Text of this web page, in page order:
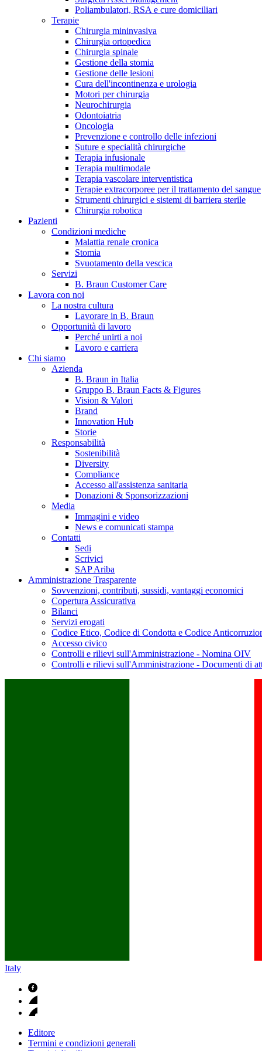
Catalogo prodotti
Trova il prodotto che stai cercando. Visita il catalogo B. Braun
Campione stomia o cateteri
Richiedi gratuitamente un campione al nostro Customer Care,
Trova la tua opportunità di lavoro!
Scopri le opportunità di carriera del Gruppo B. Braun. Visita il
Contatti
Hai domande o richieste? Scrivici per entrare subito in contatto
Poliambulatori, RSA e cure domiciliari
Terapie
Chirurgia mininvasiva
Chirurgia ortopedica
Chirurgia spinale
Gestione della stomia
Gestione delle lesioni
Cura dell'incontinenza e urologia
Motori per chirurgia
Neurochirurgia
Odontoiatria
Oncologia
Prevenzione e controllo delle infezioni
Suture e specialità chirurgiche
Terapia infusionale
Terapia multimodale
Terapia vascolare interventistica
Terapie extracorporee per il trattamento del sangue
Strumenti chirurgici e sistemi di barriera sterile
Chirurgia robotica
Pazienti
Condizioni mediche
Malattia renale cronica
Stomia
Svuotamento della vescica
Servizi
B. Braun Customer Care
Lavora con noi
La nostra cultura
Lavorare in B. Braun
Opportunità di lavoro
Perché unirti a noi
Lavoro e carriera
Chi siamo
Azienda
B. Braun in Italia
Gruppo B. Braun Facts & Figures
Vision & Valori
Brand
Innovation Hub
Storie
Responsabilità
Sostenibilità
Diversity
Compliance
Accesso all'assistenza sanitaria
Donazioni & Sponsorizzazioni
Media
Immagini e video
News e comunicati stampa
Contatti
Sedi
Scrivici
SAP Ariba
Amministrazione Trasparente
Sovvenzioni, contributi, sussidi, vantaggi economici
Copertura Assicurativa
Bilanci
Servizi erogati
Codice Etico, Codice di Condotta e Codice
Accesso civico
Controlli e rilievi sull'Amministrazione - Nomina OIV
Controlli e rilievi sull'Amministrazione - Documenti di
Italy
Editore
Termini e condizioni generali